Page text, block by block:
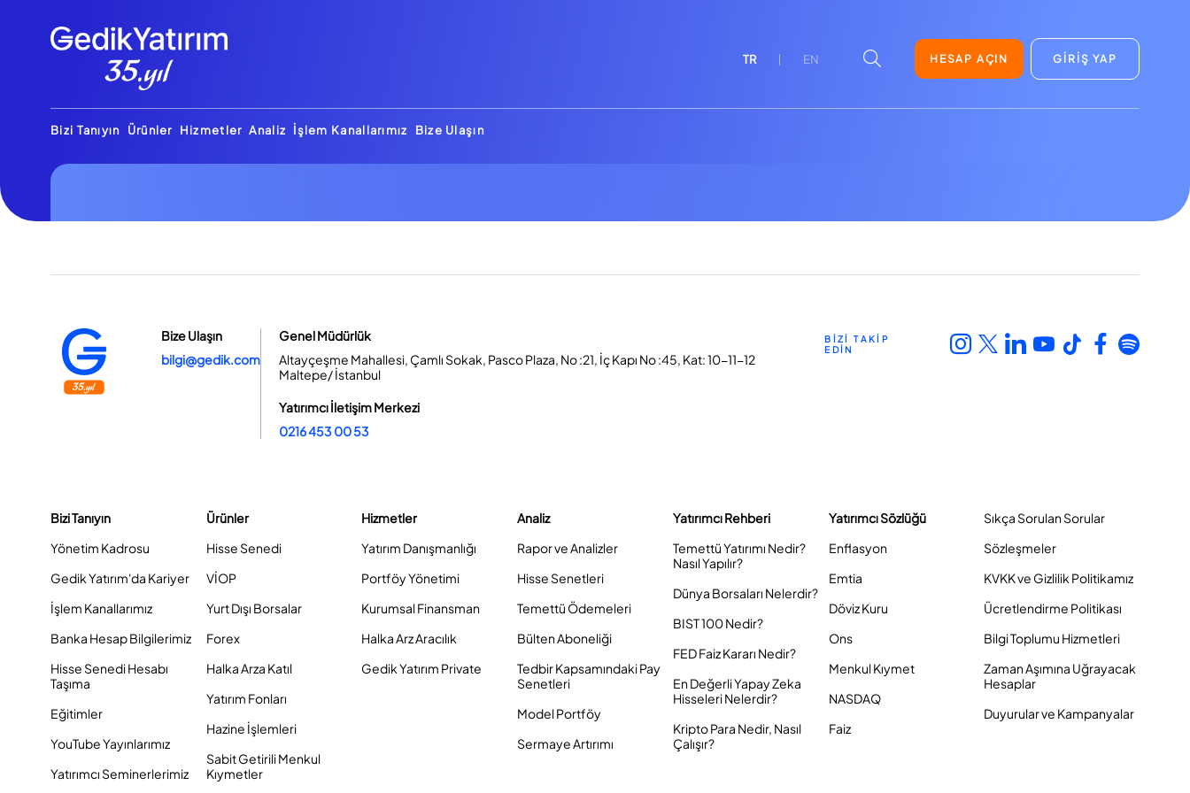
TR EN HESAP AÇIN GİRİŞ YAP
Bizi Tanıyın Ürünler Hizmetler Analiz İşlem Kanallarımız Bize Ulaşın
Bize Ulaşın
bilgi@gedik.com
Genel Müdürlük
Altayçeşme Mahallesi, Çamlı Sokak, Pasco Plaza, No :21, İç Kapı No :45, Kat: 10-11-12
Maltepe/ İstanbul
Yatırımcı İletişim Merkezi
0216 453 00 53
BİZİ TAKİP
EDİN
Bizi Tanıyın
Yönetim Kadrosu
Gedik Yatırım'da Kariyer
İşlem Kanallarımız
Banka Hesap Bilgilerimiz
Hisse Senedi Hesabı
Taşıma
Eğitimler
YouTube Yayınlarımız
Yatırımcı Seminerlerimiz
Ürünler
Hisse Senedi
VİOP
Yurt Dışı Borsalar
Forex
Halka Arza Katıl
Yatırım Fonları
Hazine İşlemleri
Sabit Getirili Menkul
Kıymetler
Hizmetler
Yatırım Danışmanlığı
Portföy Yönetimi
Kurumsal Finansman
Halka Arz Aracılık
Gedik Yatırım Private
Analiz
Rapor ve Analizler
Hisse Senetleri
Temettü Ödemeleri
Bülten Aboneliği
Tedbir Kapsamındaki Pay
Senetleri
Model Portföy
Sermaye Artırımı
Yatırımcı Rehberi
Temettü Yatırımı Nedir?
Nasıl Yapılır?
Dünya Borsaları Nelerdir?
BIST 100 Nedir?
FED Faiz Kararı Nedir?
En Değerli Yapay Zeka
Hisseleri Nelerdir?
Kripto Para Nedir, Nasıl
Çalışır?
Yatırımcı Sözlüğü
Enflasyon
Emtia
Döviz Kuru
Ons
Menkul Kıymet
NASDAQ
Faiz
Sıkça Sorulan Sorular
Sözleşmeler
KVKK ve Gizlilik Politikamız
Ücretlendirme Politikası
Bilgi Toplumu Hizmetleri
Zaman Aşımına Uğrayacak
Hesaplar
Duyurular ve Kampanyalar